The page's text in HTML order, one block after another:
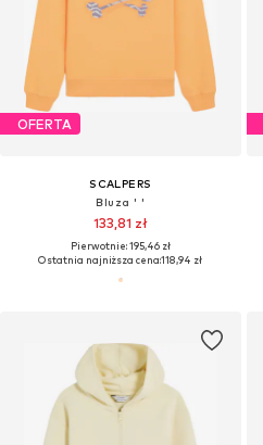
OFERTA
SCALPERS
Bluza ' '
133,81 zł
Pierwotnie: 195,46 zł
Ostatnia najniższa cena:118,94 zł